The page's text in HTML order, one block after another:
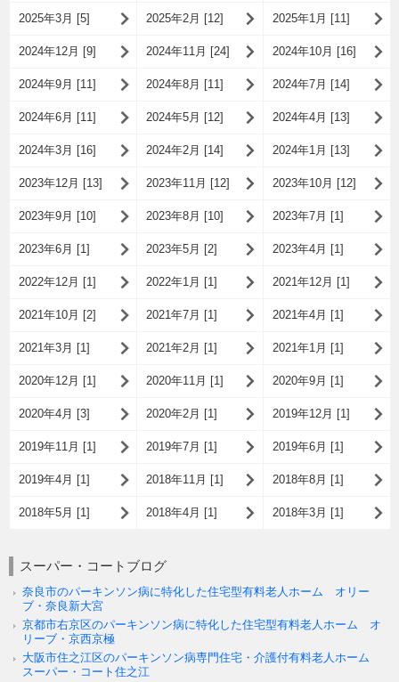
2025年3月 [5] 2025年2月 [12] 2025年1月 [11]
2024年12月 [9] 2024年11月 [24] 2024年10月 [16]
2024年9月 [11] 2024年8月 [11] 2024年7月 [14]
2024年6月 [11] 2024年5月 [12] 2024年4月 [13]
2024年3月 [16] 2024年2月 [14] 2024年1月 [13]
2023年12月 [13] 2023年11月 [12] 2023年10月 [12]
2023年9月 [10] 2023年8月 [10] 2023年7月 [1]
2023年6月 [1] 2023年5月 [2] 2023年4月 [1]
2022年12月 [1] 2022年1月 [1] 2021年12月 [1]
2021年10月 [2] 2021年7月 [1] 2021年4月 [1]
2021年3月 [1] 2021年2月 [1] 2021年1月 [1]
2020年12月 [1] 2020年11月 [1] 2020年9月 [1]
2020年4月 [3] 2020年2月 [1] 2019年12月 [1]
2019年11月 [1] 2019年7月 [1] 2019年6月 [1]
2019年4月 [1] 2018年11月 [1] 2018年8月 [1]
2018年5月 [1] 2018年4月 [1] 2018年3月 [1]
スーパー・コートブログ
奈良市のパーキンソン病に特化した住宅型有料老人ホーム オリー
ブ・奈良新大宮
京都市右京区のパーキンソン病に特化した住宅型有料老人ホーム オ
リーブ・京西京極
大阪市住之江区のパーキンソン病専門住宅・介護付有料老人ホーム
スーパー・コート住之江